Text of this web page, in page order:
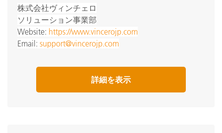
株式会社ヴィンチェロ
ソリューション事業部
Website: https://www.vincerojp.com
Email: support@vincerojp.com
詳細を表示